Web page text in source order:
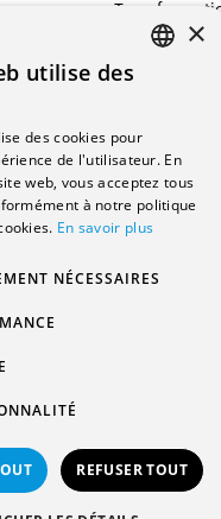
Hôtelleries
Bâtiments
Villas
Cultures -
Industrie -
Transports
réservés
de confidentialités
×
utilise des
des cookies pour
de l'utilisateur. En
web, vous acceptez tous
à notre politique
En savoir plus
NÉCESSAIRES
REFUSER TOUT